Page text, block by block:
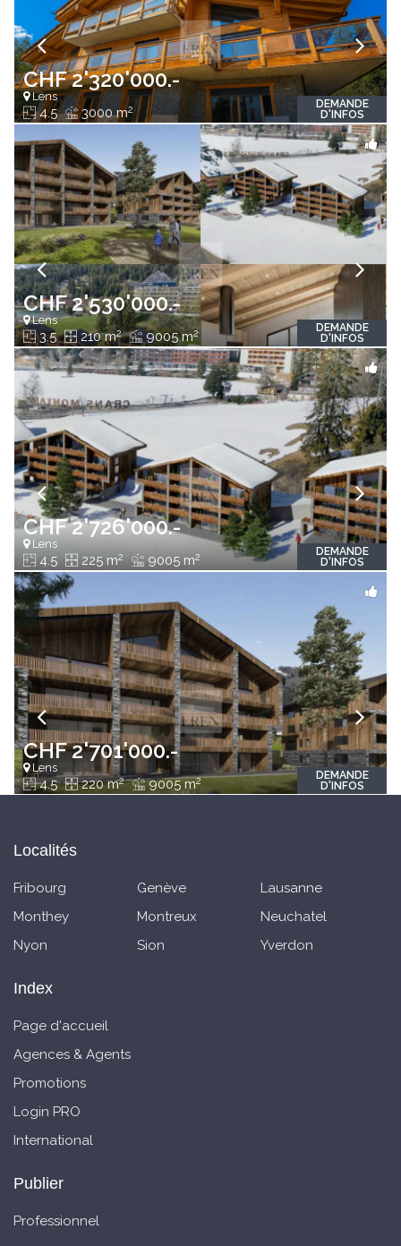
CHF 2'320'000.-
Lens
4.5 3000 m2
DEMANDE
D'INFOS
CHF 2'530'000.-
Lens
3.5 210 m2 9005 m2
DEMANDE
D'INFOS
CHF 2'726'000.-
Lens
4.5 225 m2 9005 m2
DEMANDE
D'INFOS
CHF 2'701'000.-
Lens
4.5 220 m2 9005 m2
DEMANDE
D'INFOS
Localités
Fribourg Genève
Lausanne
Monthey
Montreux
Neuchatel
Nyon
Sion Yverdon
Index
Page d'accueil
Agences & Agents
Promotions
Login PRO
International
Publier
Professionnel